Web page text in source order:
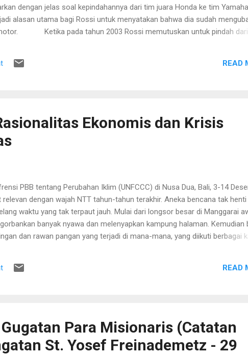
dengan jelas soal kepindahannya dari tim juara Honda ke tim
alasan utama bagi Rossi untuk menyatakan bahwa dia sudah
Ketika pada tahun 2003 Rossi memutuskan untuk pindah dari
dibilang tidak mengikuti pemikiran logis. Pada awalnya Rossi tidak
pindah ke Yamaha. Alasannya karena dalam d...
READ
Ekonomis dan Krisis
PBB tentang Perubahan Iklim (UNFCCC) di Nusa Dua, Bali, 3-14
dengan wajah NTT tahun-tahun terakhir. Aneka bencana tak henti
waktu yang tak terpaut jauh. Mulai dari longsor besar di Manggarai
banyak nyawa dan melenyapkan kampung halaman. Kemudian
dan rawan pangan yang terjadi di mana-mana, yang diikuti berbagai
NTT. Lalu angin puting beliung yang ‘merata-tanahkan’ rumah-rumah
kabupaten Kupang dan Ngada. Begitu pula badai yang
READ
Para Misionaris (Catatan
St. Yosef Freinademetz - 29